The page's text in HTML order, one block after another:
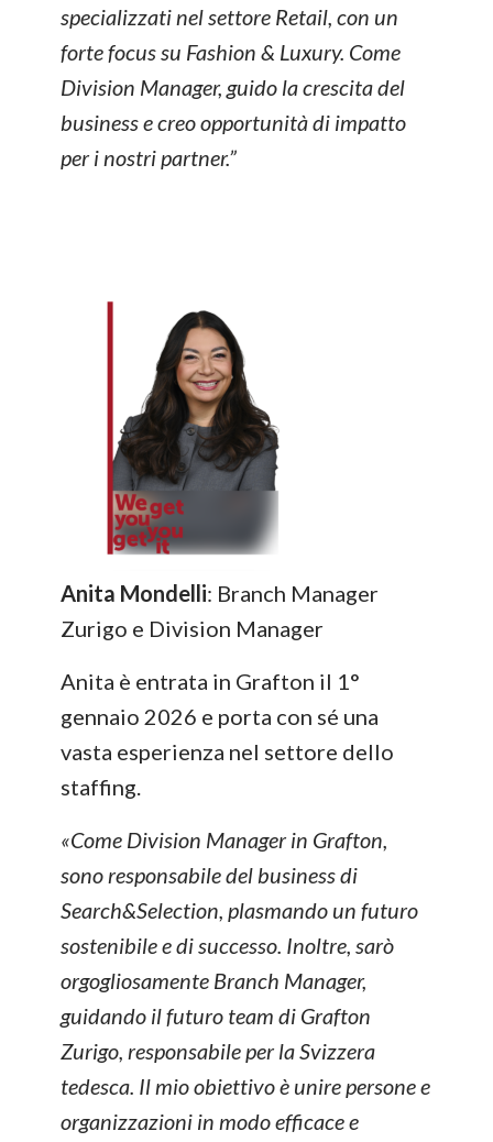
specializzati nel settore Retail, con un
forte focus su Fashion & Luxury. Come
Division Manager, guido la crescita del
business e creo opportunità di impatto
per i nostri partner.”
Anita Mondelli: Branch Manager
Zurigo e Division Manager
Anita è entrata in Grafton il 1°
gennaio 2026 e porta con sé una
vasta esperienza nel settore dello
staffing.
«Come Division Manager in Grafton,
sono responsabile del business di
Search&Selection, plasmando un futuro
sostenibile e di successo. Inoltre, sarò
orgogliosamente Branch Manager,
guidando il futuro team di Grafton
Zurigo, responsabile per la Svizzera
tedesca. Il mio obiettivo è unire persone e
organizzazioni in modo efficace e